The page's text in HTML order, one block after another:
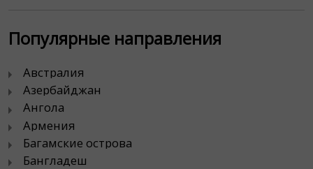
Популярные направления
Австралия
Азербайджан
Ангола
Армения
Багамские острова
Бангладеш